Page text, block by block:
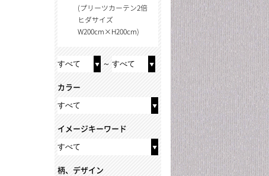
(プリーツカーテン2倍
ヒダサイズ
W200cm×H200cm)
～
カラー
イメージキーワード
柄、デザイン